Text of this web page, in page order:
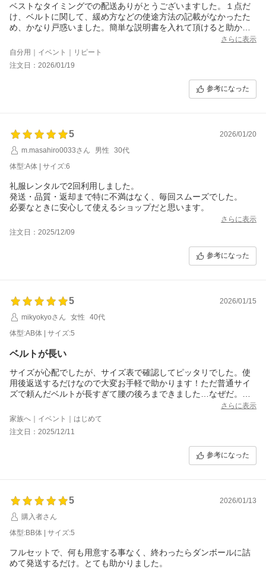
ベストなタイミングでの配送ありがとうございますした。１点だ
け、ベルトに関して、緩め方などの使途方法の記載がなかったた
め、かなり戸惑いました。簡単な説明書を入れて頂けると助かり
さらに表示
自分用｜イベント｜リピート
注文日：2026/01/19
参考になった
5
2026/01/20
m.masahiro0033さん
男性
30代
体型:A体 | サイズ:6
礼服レンタルで2回利用しました。
発送・品質・返却まで特に不満はなく、毎回スムーズでした。
必要なときに安心して使えるショップだと思います。
さらに表示
注文日：2025/12/09
参考になった
5
2026/01/15
mikyokyoさん
女性
40代
体型:AB体 | サイズ:5
ベルトが長い
サイズが心配でしたが、サイズ表で確認してピッタリでした。使
用後返送するだけなので大変お手軽で助かります！ただ普通サイ
ズで頼んだベルトが長すぎて腰の後ろまできました…なぜだ。そ
れ以外は満足です。また機会があればお願いしたいです。さらに表示
家族へ｜イベント｜はじめて
注文日：2025/12/11
参考になった
5
2026/01/13
購入者さん
体型:BB体 | サイズ:5
フルセットで、何も用意する事なく、終わったらダンボールに詰
めて発送するだけ。とても助かりました。